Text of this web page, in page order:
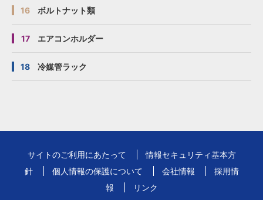
16 ボルトナット類
17 エアコンホルダー
18 冷媒管ラック
サイトのご利用にあたって
情報セキュリティ基本方
針
個人情報の保護について 会社情報
採用情
報
リンク